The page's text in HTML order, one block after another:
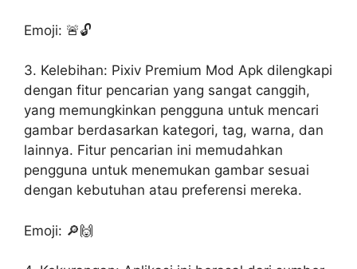
Emoji: 🚨🔓
3. Kelebihan: Pixiv Premium Mod Apk dilengkapi
dengan fitur pencarian yang sangat canggih,
yang memungkinkan pengguna untuk mencari
gambar berdasarkan kategori, tag, warna, dan
lainnya. Fitur pencarian ini memudahkan
pengguna untuk menemukan gambar sesuai
dengan kebutuhan atau preferensi mereka.
Emoji: 🔎🙌